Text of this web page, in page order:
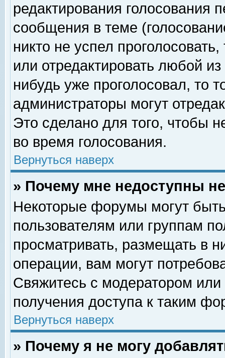
редактирования голосования
сообщения в теме
никто не успел
или отредактировать любой
нибудь уже проголосовал, то
администраторы могут
Это сделано для того, чтобы
во время голосования.
Вернуться наверх
» Почему мне недоступны
Некоторые форумы могут
пользователям или группам
просматривать, размещать в
операции, вам могут
Свяжитесь с модератором
получения доступа к таким
Вернуться наверх
» Почему я не могу